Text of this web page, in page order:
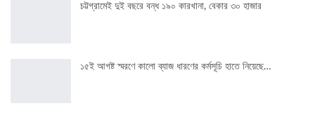
চট্টগ্রামেই দুই বছরে বন্ধ ১৯০ কারখানা, বেকার ৩০ হাজার
১৫ই আগষ্ট স্মরণে কালো ব্যাজ ধারণের কর্মসূচি হাতে নিয়েছে…